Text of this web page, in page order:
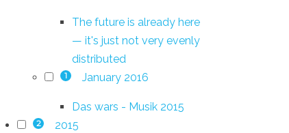
The future is already here
— it's just not very evenly
distributed
1 January 2016
Das wars - Musik 2015
2 2015